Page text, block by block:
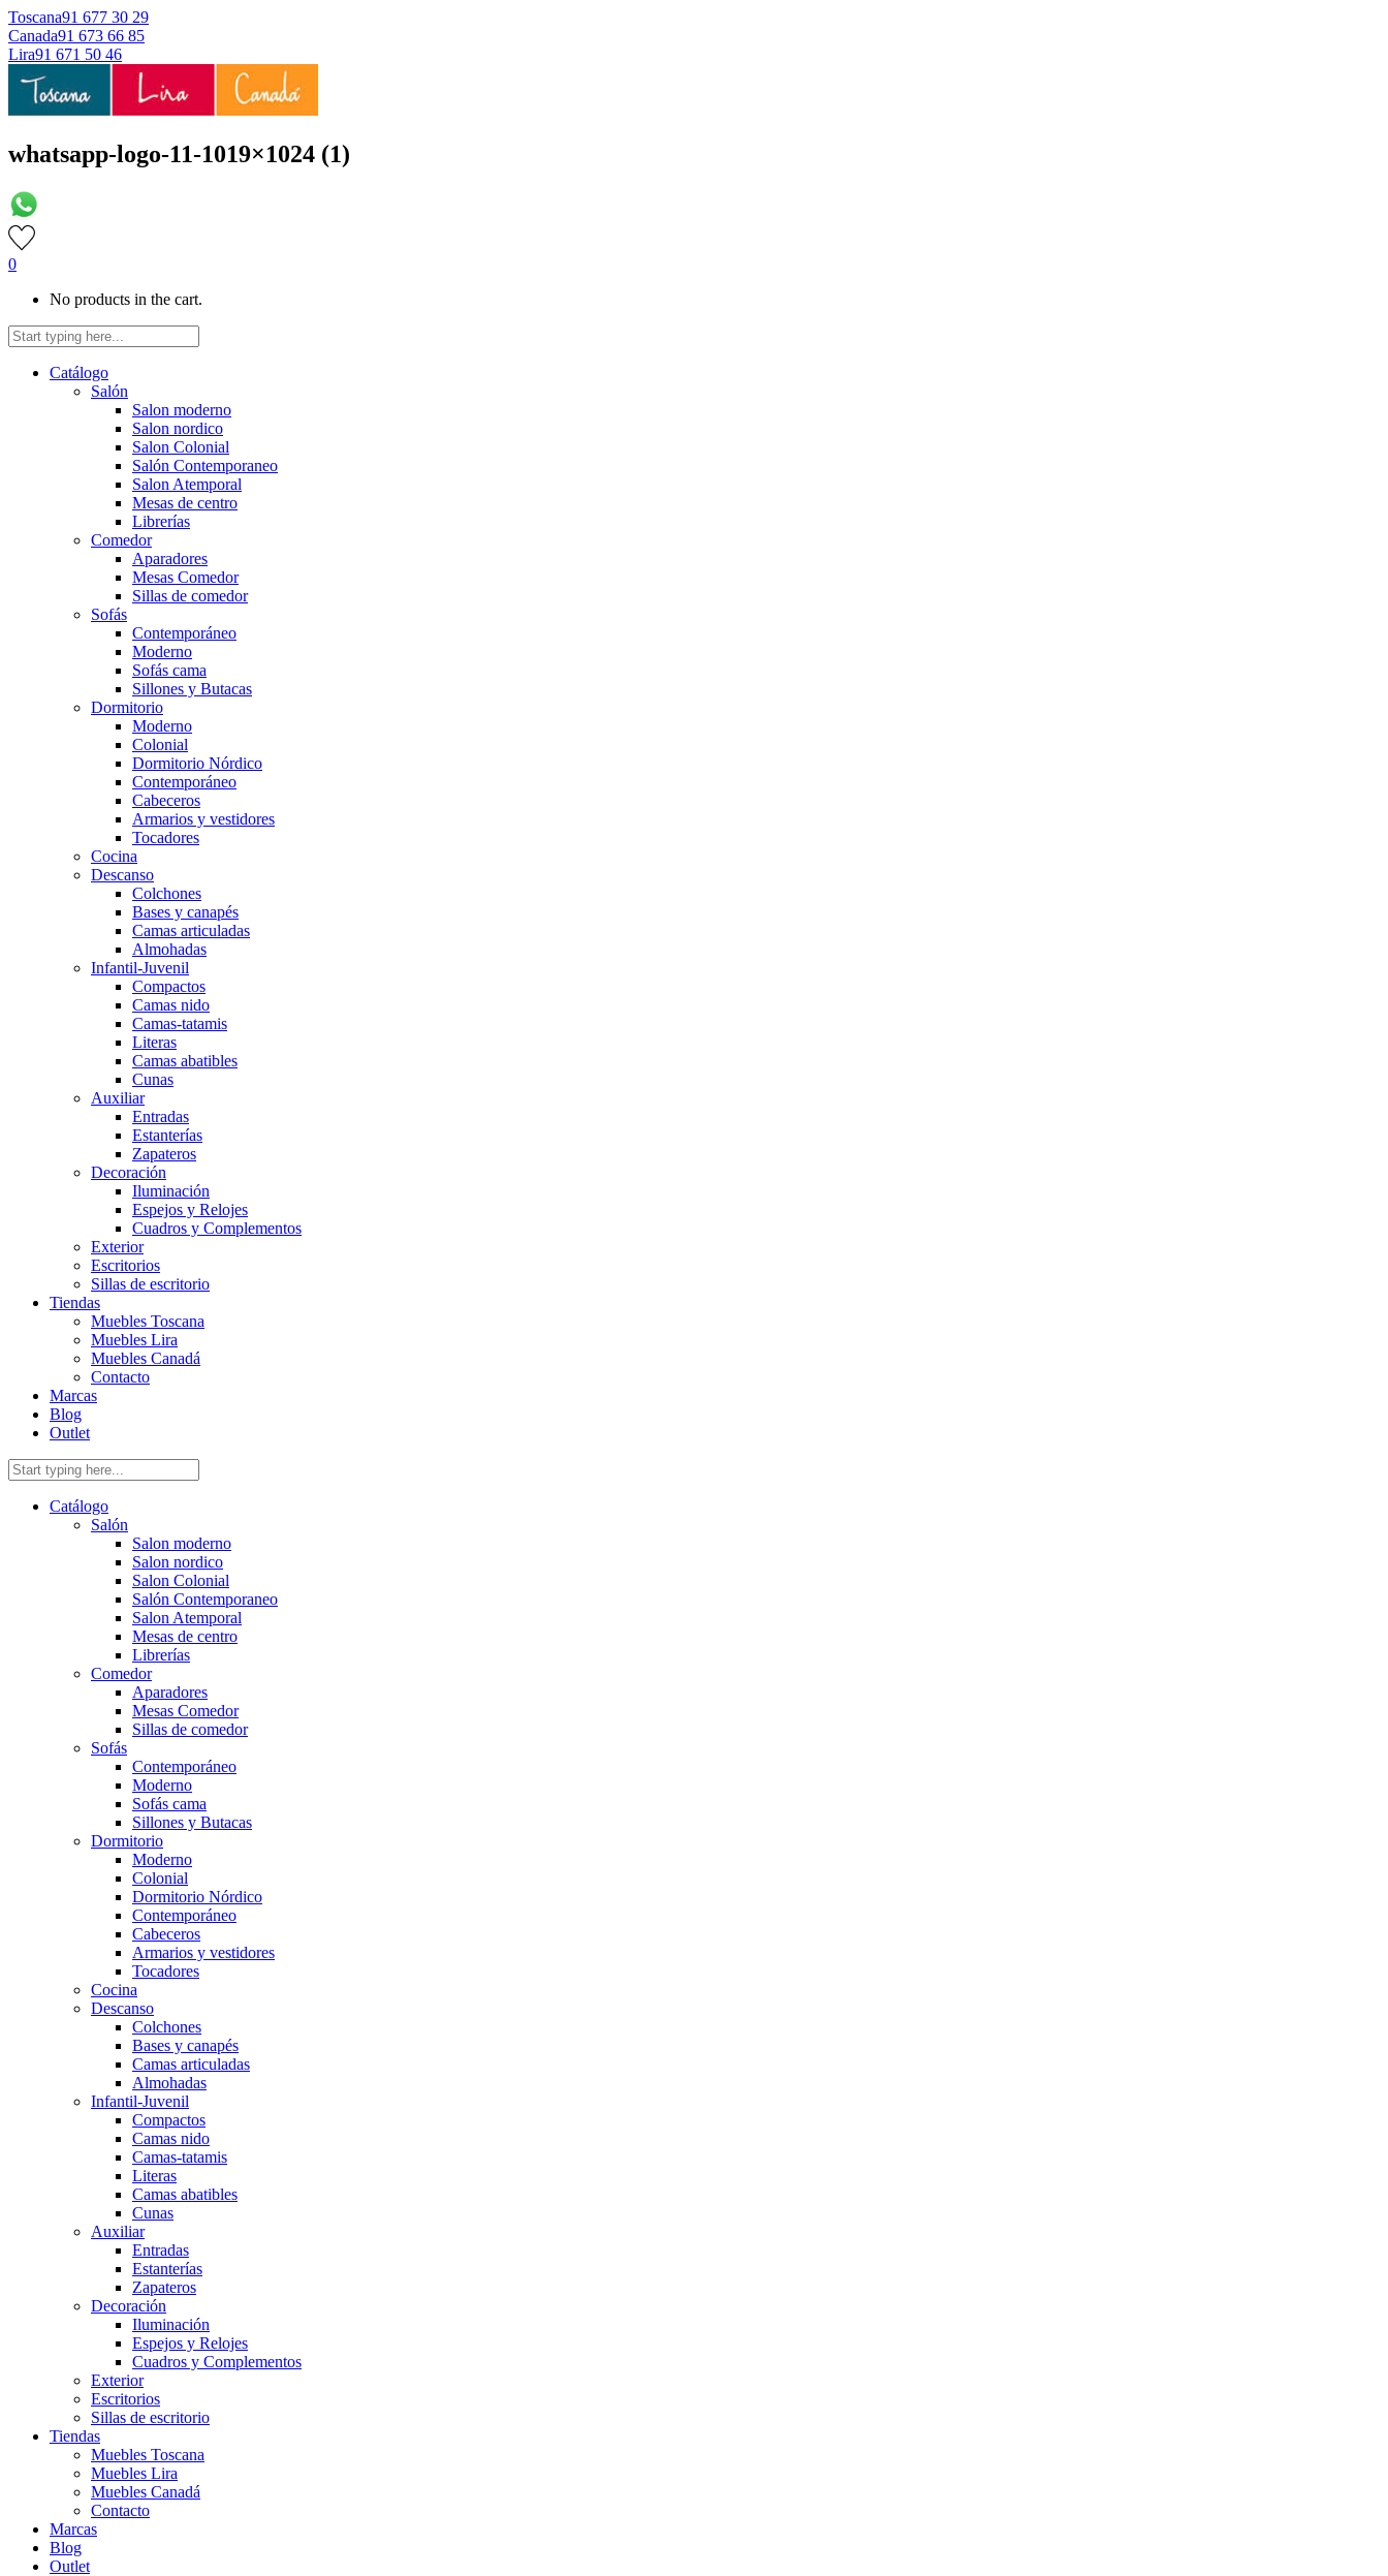
Toscana91 677 30 29
Canada91 673 66 85
Lira91 671 50 46
whatsapp-logo-11-1019×1024 (1)
0
No products in the cart.
Catálogo
Salón
Salon moderno
Salon nordico
Salon Colonial
Salón Contemporaneo
Salon Atemporal
Mesas de centro
Librerías
Comedor
Aparadores
Mesas Comedor
Sillas de comedor
Sofás
Contemporáneo
Moderno
Sofás cama
Sillones y Butacas
Dormitorio
Moderno
Colonial
Dormitorio Nórdico
Contemporáneo
Cabeceros
Armarios y vestidores
Tocadores
Cocina
Descanso
Colchones
Bases y canapés
Camas articuladas
Almohadas
Infantil-Juvenil
Compactos
Camas nido
Camas-tatamis
Literas
Camas abatibles
Cunas
Auxiliar
Entradas
Estanterías
Zapateros
Decoración
Iluminación
Espejos y Relojes
Cuadros y Complementos
Exterior
Escritorios
Sillas de escritorio
Tiendas
Muebles Toscana
Muebles Lira
Muebles Canadá
Contacto
Marcas
Blog
Outlet
Catálogo
Salón
Salon moderno
Salon nordico
Salon Colonial
Salón Contemporaneo
Salon Atemporal
Mesas de centro
Librerías
Comedor
Aparadores
Mesas Comedor
Sillas de comedor
Sofás
Contemporáneo
Moderno
Sofás cama
Sillones y Butacas
Dormitorio
Moderno
Colonial
Dormitorio Nórdico
Contemporáneo
Cabeceros
Armarios y vestidores
Tocadores
Cocina
Descanso
Colchones
Bases y canapés
Camas articuladas
Almohadas
Infantil-Juvenil
Compactos
Camas nido
Camas-tatamis
Literas
Camas abatibles
Cunas
Auxiliar
Entradas
Estanterías
Zapateros
Decoración
Iluminación
Espejos y Relojes
Cuadros y Complementos
Exterior
Escritorios
Sillas de escritorio
Tiendas
Muebles Toscana
Muebles Lira
Muebles Canadá
Contacto
Marcas
Blog
Outlet